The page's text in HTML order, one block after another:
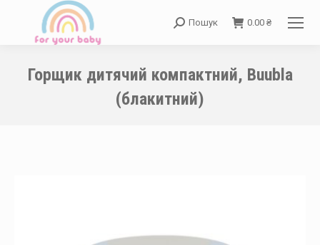
Search:
Пошук 0.00 ₴
Горщик дитячий компактний, Buubla
(блакитний)